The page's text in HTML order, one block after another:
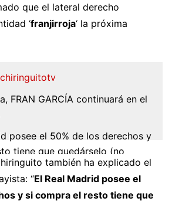
que el lateral derecho
‘franjirroja‘ la próxima
FRAN GARCÍA continuará en el
posee el 50% de los derechos y
tiene que quedárselo (no
en el mismo mercado por
FIFA).
también ha explicado el
“El Real Madrid posee el
y si compra el resto tiene que